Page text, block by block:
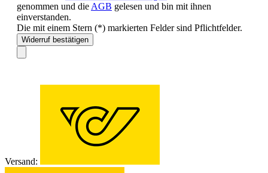
genommen und dieAGB gelesen und bin mit ihnen
einverstanden.
Die mit einem Stern (*) markierten Felder sind Pflichtfelder.
Widerruf bestätigen
Versand: